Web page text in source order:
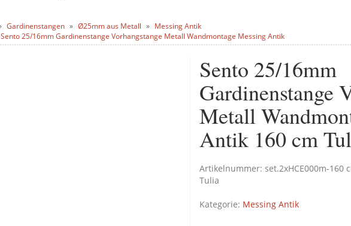
Gardinenstangen Ø25mm aus Metall
Messing Antik
Sento 25/16mm Gardinenstange Vorhangstange Metall Wandmontage Messing Antik
Sento 25/16mm
Gardinenstange
Metall
Antik 160 cm
Artikelnummer: set.2xHCE000m-160
Tulia
Kategorie: Messing Antik